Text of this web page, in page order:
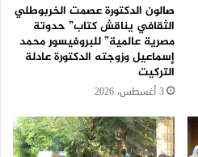
صالون الدكتورة عصمت الخربوطلي
الثقافي يناقش كتاب” حدوتة
مصرية عالمية” للبروفيسور محمد
إسماعيل وزوجته الدكتورة عادلة
التركيت
3 أغسطس، 2026